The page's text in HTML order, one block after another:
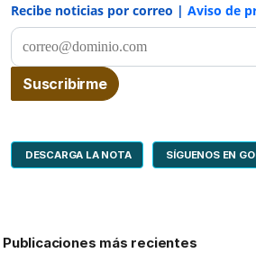
Recibe noticias por correo | Aviso de
DESCARGA LA NOTA SÍGUENOS EN
Publicaciones más recientes